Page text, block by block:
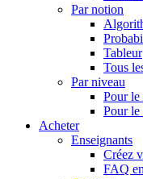
Par notion
Tableur
Tous
Par niveau
Pour le
Pour le
Acheter
Enseignants
Créez
FAQ